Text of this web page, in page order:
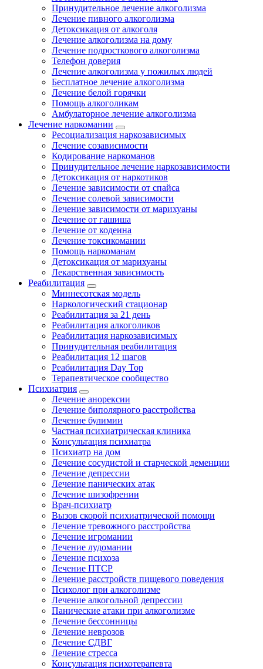
Принудительное лечение алкоголизма
Лечение пивного алкоголизма
Детоксикация от алкоголя
Лечение алкоголизма на дому
Лечение подросткового алкоголизма
Телефон доверия
Лечение алкоголизма у пожилых людей
Бесплатное лечение алкоголизма
Лечение белой горячки
Помощь алкоголикам
Амбулаторное лечение алкоголизма
Лечение наркомании
Ресоциализация наркозависимых
Лечение созависимости
Кодирование наркоманов
Принудительное лечение наркозависимости
Детоксикация от наркотиков
Лечение зависимости от спайса
Лечение солевой зависимости
Лечение зависимости от марихуаны
Лечение от гашиша
Лечение от кодеина
Лечение токсикомании
Помощь наркоманам
Детоксикация от марихуаны
Лекарственная зависимость
Реабилитация
Миннесотская модель
Наркологический стационар
Реабилитация за 21 день
Реабилитация алкоголиков
Реабилитация наркозависимых
Принудительная реабилитация
Реабилитация 12 шагов
Реабилитация Day Top
Терапевтическое сообщество
Психиатрия
Лечение анорексии
Лечение биполярного расстройства
Лечение булимии
Частная психиатрическая клиника
Консультация психиатра
Психиатр на дом
Лечение сосудистой и старческой деменции
Лечение депрессии
Лечение панических атак
Лечение шизофрении
Врач-психиатр
Вызов скорой психиатрической помощи
Лечение тревожного расстройства
Лечение игромании
Лечение лудомании
Лечение психоза
Лечение ПТСР
Лечение расстройств пищевого поведения
Психолог при алкоголизме
Лечение алкогольной депрессии
Панические атаки при алкоголизме
Лечение бессонницы
Лечение неврозов
Лечение СДВГ
Лечение стресса
Консультация психотерапевта